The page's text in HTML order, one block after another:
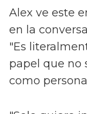
Alex ve este
en la
"Es
papel que no
como